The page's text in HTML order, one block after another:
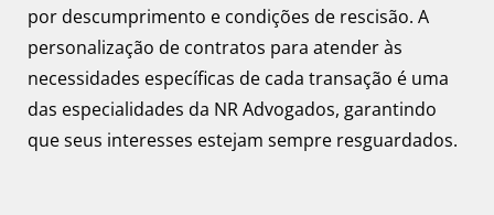
por descumprimento e condições de rescisão. A
personalização de contratos para atender às
necessidades específicas de cada transação é uma
das especialidades da NR Advogados, garantindo
que seus interesses estejam sempre resguardados.